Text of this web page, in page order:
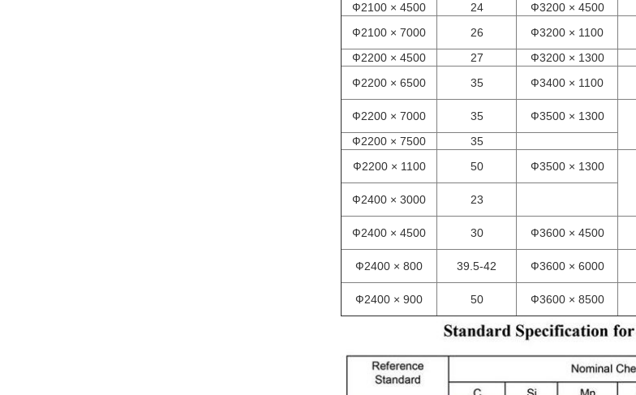
Ф2100 × 4500
24 Ф3200 × 4500
Ф2100 × 7000
26 Ф3200 × 1100
Ф2200 × 4500
27 Ф3200 × 1300
Ф2200 × 6500
35 Ф3400 × 1100
Ф2200 × 7000 35 Ф3500 × 1300
Ф2200 × 7500
35
Ф2200 × 1100
50
Ф3500 × 1300
Ф2400 × 3000 23
Ф2400 × 4500 30 Ф3600 × 4500
Ф2400 × 800 39.5-42 Ф3600 × 6000
Ф2400 × 900 50 Ф3600 × 8500